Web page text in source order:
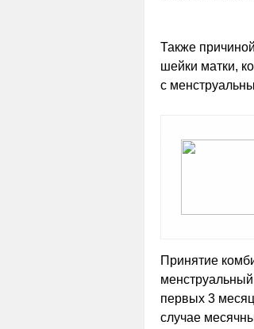
Также
шейки матки,
с
Принятие
первых 3
случае